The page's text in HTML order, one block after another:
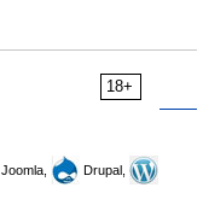
18+
Joomla,
Drupal,